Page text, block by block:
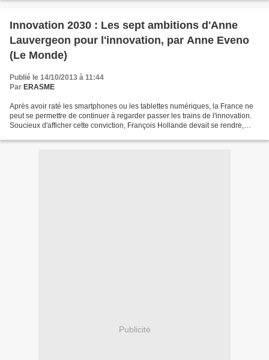
Innovation 2030 : Les sept ambitions d'Anne
Lauvergeon pour l'innovation, par Anne Eveno
(Le Monde)
Publié le 14/10/2013 à 11:44
Par ERASME
Après avoir raté les smartphones ou les tablettes numériques, la France ne
peut se permettre de continuer à regarder passer les trains de l'innovation.
Soucieux d'afficher cette conviction, François Hollande devait se rendre,
Publicité